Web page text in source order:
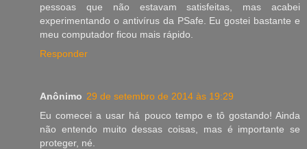
pessoas que não estavam satisfeitas, mas acabei
experimentando o antivírus da PSafe. Eu gostei bastante e
meu computador ficou mais rápido.
Responder
Anônimo 29 de setembro de 2014 às 19:29
Eu comecei a usar há pouco tempo e tô gostando! Ainda
não entendo muito dessas coisas, mas é importante se
proteger, né.